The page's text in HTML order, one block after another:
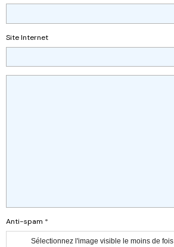
Site Internet
Anti-spam
Sélectionnez l'image visible le moins de fois